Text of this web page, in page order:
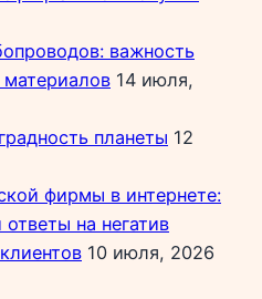
важность
14 июля,
планеты 12
фирмы в интернете:
на негатив
10 июля, 2026